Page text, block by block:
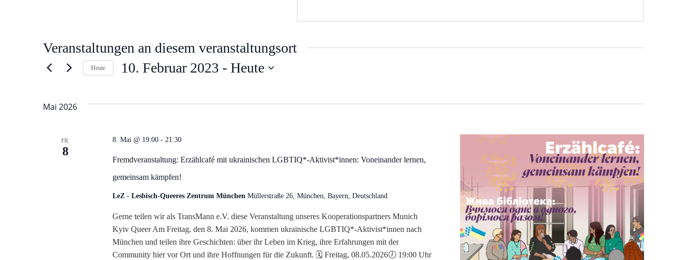
Veranstaltungen an diesem veranstaltungsort
Heute 10. Februar 2023 - Heute
Mai 2026
FR.
8
Fremdveranstaltung: Erzählcafé mit ukrainischen LGBTIQ*-Aktivist*innen: Voneinander lernen,
gemeinsam kämpfen!
8. Mai @ 19:00- 21:30
LeZ - Lesbisch-Queeres Zentrum München Müllerstraße 26, München, Bayern, Deutschland
Gerne teilen wir als TransMann e.V. diese Veranstaltung unseres Kooperationspartners Munich
Kyiv Queer Am Freitag, den 8. Mai 2026, kommen ukrainische LGBTIQ*-Aktivist*innen nach
München und teilen ihre Geschichten: über ihr Leben im Krieg, ihre Erfahrungen mit der
Community hier vor Ort und ihre Hoffnungen für die Zukunft. 🗓 Freitag, 08.05.2026🕖 19:00 Uhr